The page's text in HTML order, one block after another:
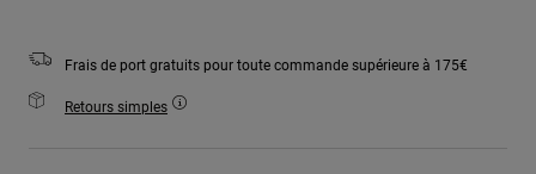
Frais de port gratuits pour toute commande supérieure à 175€
Retours simples